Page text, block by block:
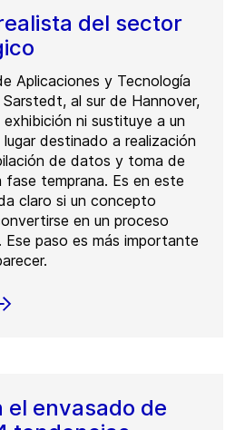
del sector
Aplicaciones y Tecnología
al sur de Hannover,
ni sustituye a un
destinado a realización
de datos y toma de
fase temprana. Es en este
claro si un concepto
en un proceso
Ese paso es más importante
el envasado de